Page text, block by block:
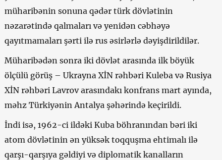
müharibənin sonuna qədər türk dövlətinin
nəzarətində qalmaları və yenidən cəbhəyə
qayıtmamaları şərti ilə rus əsirlərlə dəyişdirildilər.
Müharibədən sonra iki dövlət arasında ilk böyük
ölçülü görüş – Ukrayna XİN rəhbəri Kuleba və Rusiya
XİN rəhbəri Lavrov arasındakı konfrans mart ayında,
məhz Türkiyənin Antalya şəhərində keçirildi.
İndi isə, 1962-ci ildəki Kuba böhranından bəri iki
atom dövlətinin ən yüksək toqquşma ehtimalı ilə
qarşı-qarşıya gəldiyi və diplomatik kanalların